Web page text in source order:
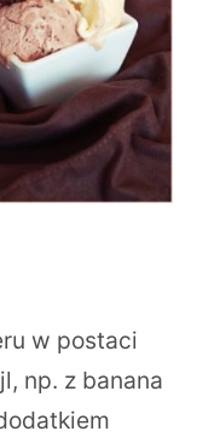
w postaci
np. z banana